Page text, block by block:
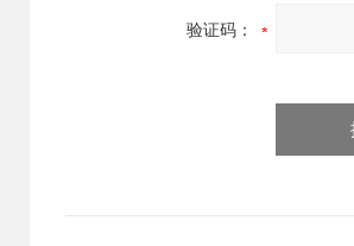
验证码：